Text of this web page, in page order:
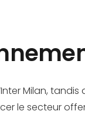
Milan,
le secteur